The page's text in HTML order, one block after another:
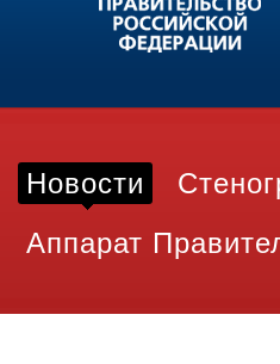
Новости
Аппарат